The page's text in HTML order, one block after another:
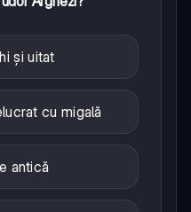
și uitat
cu migală
antică